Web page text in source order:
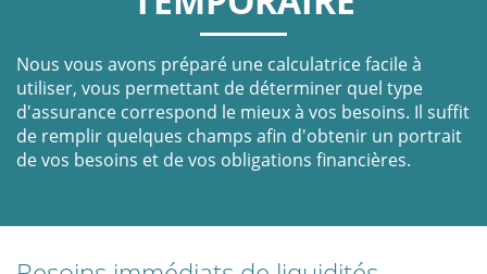
Nous vous avons préparé une calculatrice facile à
utiliser, vous permettant de déterminer quel type
d'assurance correspond le mieux à vos besoins. Il suffit
de remplir quelques champs afin d'obtenir un portrait
de vos besoins et de vos obligations financières.